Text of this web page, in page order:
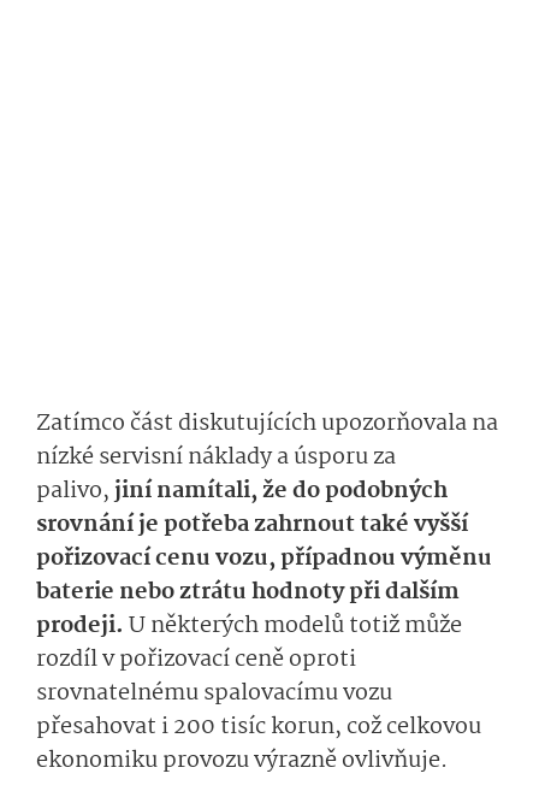
Zatímco část diskutujících upozorňovala na
nízké servisní náklady a úsporu za
palivo,jiní namítali, že do podobných
srovnání je potřeba zahrnout také vyšší
pořizovací cenu vozu, případnou výměnu
baterie nebo ztrátu hodnoty při dalším
prodeji. U některých modelů totiž může
rozdíl v pořizovací ceně oproti
srovnatelnému spalovacímu vozu
přesahovat i 200 tisíc korun, což celkovou
ekonomiku provozu výrazně ovlivňuje.